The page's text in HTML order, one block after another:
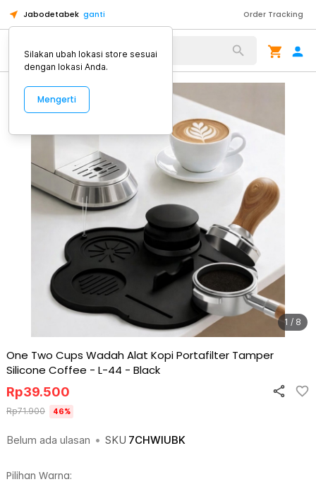
Jabodetabek ganti Order Tracking
Alat Kopi
1 / 8
One Two Cups Wadah Alat Kopi Portafilter Tamper
Silicone Coffee - L-44 - Black
Belum ada ulasan • SKU 7CHWIUBK
Rp39.500
Rp71.900 46%
Pilihan Warna:
Silakan ubah lokasi store sesuai
dengan lokasi Anda.
Mengerti